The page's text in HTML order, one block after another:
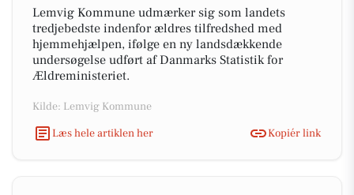
Lemvig Kommune udmærker sig som landets
tredjebedste indenfor ældres tilfredshed med
hjemmehjælpen, ifølge en ny landsdækkende
undersøgelse udført af Danmarks Statistik for
Ældreministeriet.
Kilde: Lemvig Kommune
Læs hele artiklen her
Kopiér link